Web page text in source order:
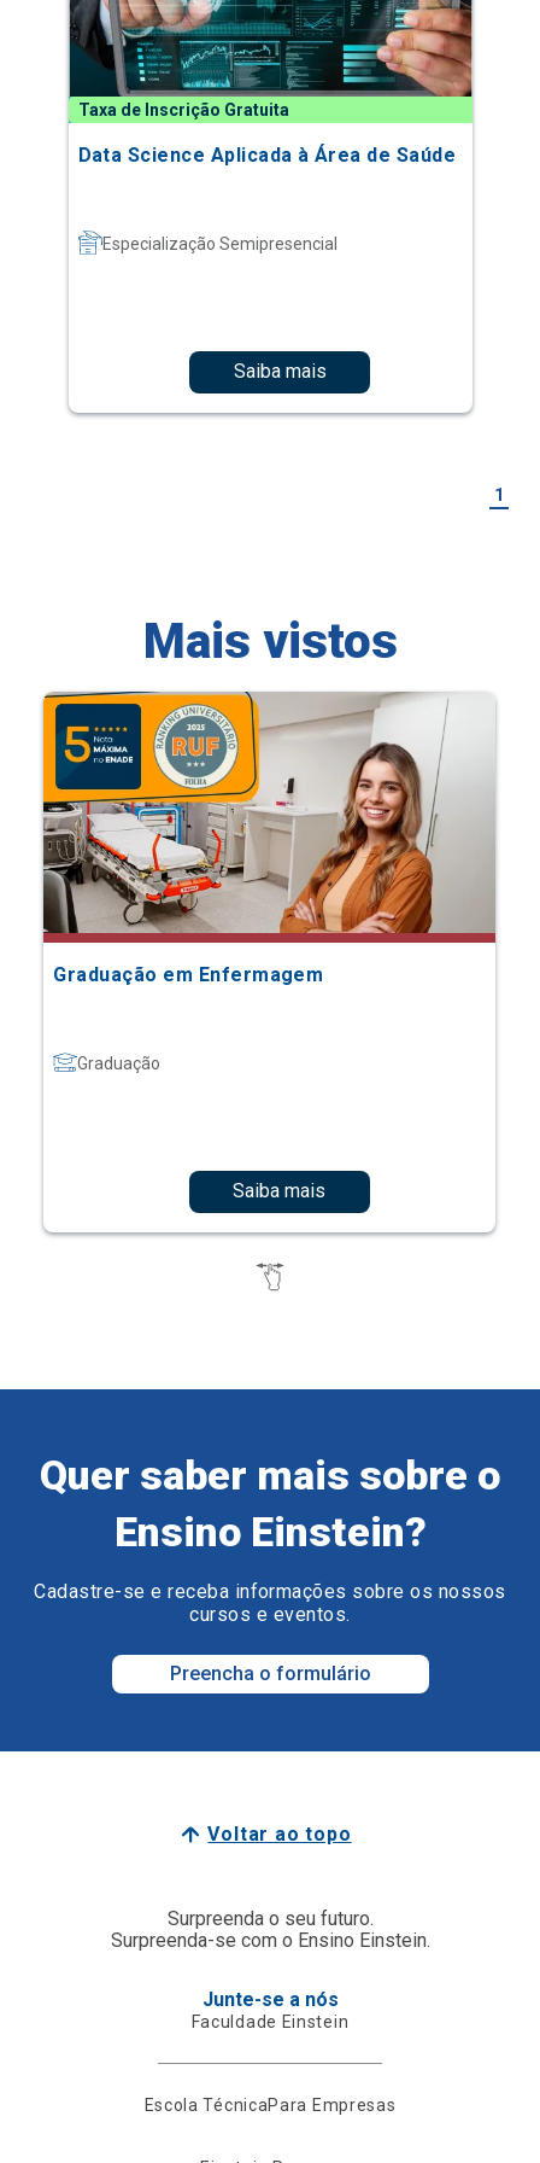
Taxa de Inscrição Gratuita
Data Science Aplicada à Área de Saúde
Especialização Semipresencial
Saiba mais
1
Mais vistos
Graduação em Enfermagem
Graduação
Saiba mais
Quer saber mais sobre o
Ensino Einstein?
Cadastre-se e receba informações sobre os nossos
cursos e eventos.
Preencha o formulário
Voltar ao topo
Surpreenda o seu futuro.
Surpreenda-se com o Ensino Einstein.
Junte-se a nós
Faculdade Einstein
Escola TécnicaPara Empresas